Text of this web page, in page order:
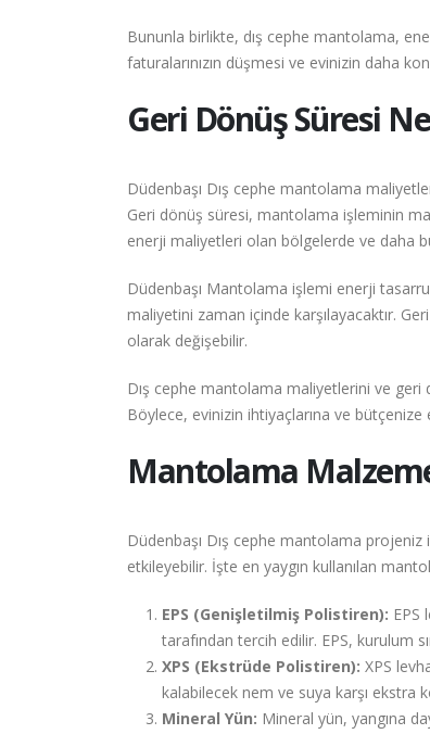
Bununla birlikte, dış cephe mantolama,
faturalarınızın düşmesi ve evinizin daha
Geri Dönüş Süresi
Düdenbaşı Dış cephe mantolama
Geri dönüş süresi, mantolama işleminin
enerji maliyetleri olan bölgelerde ve daha
Düdenbaşı Mantolama işlemi enerji
maliyetini zaman içinde karşılayacaktır.
olarak değişebilir.
Dış cephe mantolama maliyetlerini ve geri
Böylece, evinizin ihtiyaçlarına ve
Mantolama
Düdenbaşı Dış cephe mantolama projeniz
etkileyebilir. İşte en yaygın kullanılan
EPS (Genişletilmiş Polistiren): EPS
tarafından tercih edilir. EPS, kurulum
XPS (Ekstrüde Polistiren): XPS
kalabilecek nem ve suya karşı ekstra
Mineral Yün: Mineral yün, yangına